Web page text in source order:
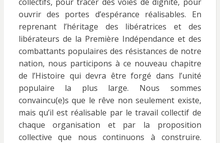
ouvrir des portes d’espérance réalisables. En
reprenant l’héritage des libératrices et des
libérateurs de la Première Indépendance et des
combattants populaires des résistances de notre
nation, nous participons à ce nouveau chapitre
de l’Histoire qui devra être forgé dans l’unité
populaire la plus large. Nous sommes
convaincu(e)s que le rêve non seulement existe,
mais qu’il est réalisable par le travail collectif de
chaque organisation et par la proposition
collective que nous continuons à construire.